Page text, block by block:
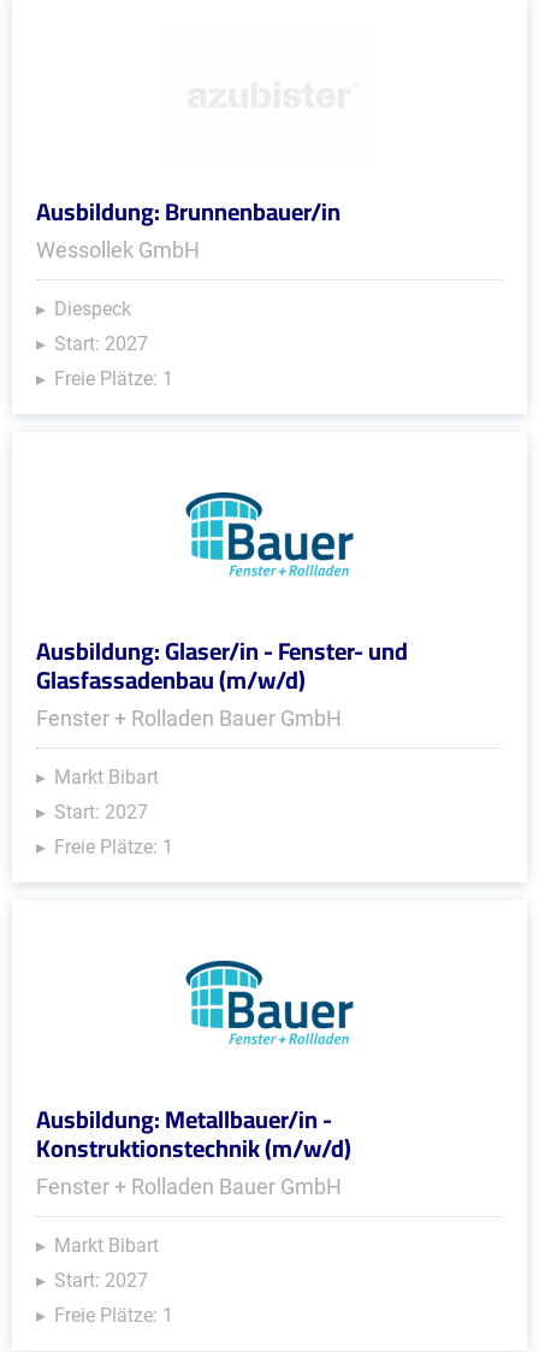
Ausbildung: Brunnenbauer/in
Wessollek GmbH
Diespeck
Start: 2027
Freie Plätze: 1
Ausbildung: Glaser/in - Fenster- und
Glasfassadenbau (m/w/d)
Fenster + Rolladen Bauer GmbH
Markt Bibart
Start: 2027
Freie Plätze: 1
Ausbildung: Metallbauer/in -
Konstruktionstechnik (m/w/d)
Fenster + Rolladen Bauer GmbH
Markt Bibart
Start: 2027
Freie Plätze: 1